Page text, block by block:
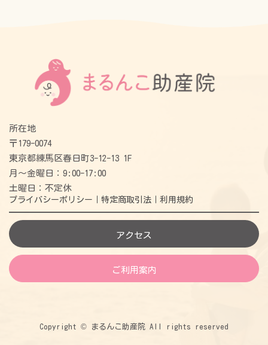
所在地
〒179-0074
東京都練馬区春日町3-12-13 1F
月〜金曜日：9:00-17:00
土曜日：不定休
プライバシーポリシー｜ 特定商取引法｜ 利用規約
アクセス
ご利用案内
Copyright © まるんこ助産院 All rights reserved